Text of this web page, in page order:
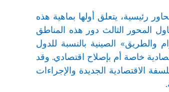
رئيسية، يتعلق أولها بماهية هذه
المحور الثالث دور هذه المناطق
والطريق» الصينية بالنسبة للدول
خاصة أم بإصلاح اقتصادي. وقد
الاقتصادية الجديدة والإجراءات